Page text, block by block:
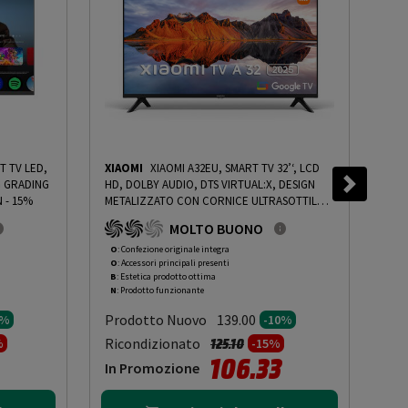
TV LED,
- 15%
da
XIAOMI XIAOMI A32EU, SMART TV 32’‘, LCD
HD, DOLBY AUDIO, DTS VIRTUAL:X, DESIGN
METALIZZATO CON CORNICE ULTRASOTTILE -
PRMG GRADING OOBN - 10%
OOBN - 10% MOLTO BUONO
O: Confezione originale integra
O: Accessori principali presenti
B: Estetica prodotto ottima
N: Prodotto funzionante
Prodotto Nuovo 139.00 -10%
Ricondizionato Prezzo ridotto da
125.10a-15%
In Promozione 106.33